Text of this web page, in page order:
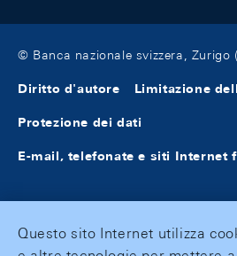
© Banca nazionale svizzera, Zurigo
Diritto d'autore Limitazione
Protezione dei dati
E-mail, telefonate e siti Internet
Questo sito Internet utilizza